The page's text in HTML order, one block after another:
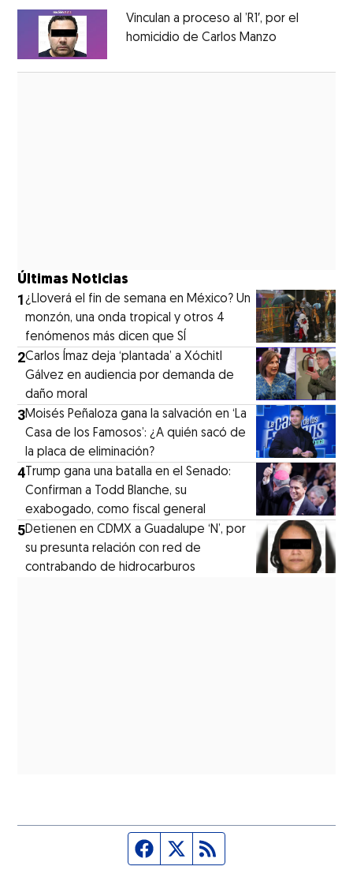
Vinculan a proceso al ’R1′, por el
homicidio de Carlos Manzo
Últimas Noticias
1¿Lloverá el fin de semana en México? Un
monzón, una onda tropical y otros 4
fenómenos más dicen que SÍ
2Carlos Ímaz deja ‘plantada’ a Xóchitl
Gálvez en audiencia por demanda de
daño moral
3Moisés Peñaloza gana la salvación en ‘La
Casa de los Famosos’: ¿A quién sacó de
la placa de eliminación?
4 Trump gana una batalla en el Senado:
Confirman a Todd Blanche, su
exabogado, como fiscal general
5Detienen en CDMX a Guadalupe ‘N’, por
su presunta relación con red de
contrabando de hidrocarburos
Página de Facebook
Fuente Twitter